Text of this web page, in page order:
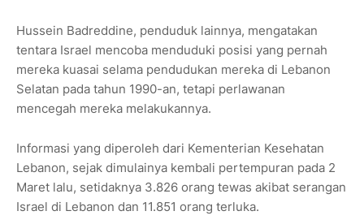
Hussein Badreddine, penduduk lainnya, mengatakan
tentara Israel mencoba menduduki posisi yang pernah
mereka kuasai selama pendudukan mereka di Lebanon
Selatan pada tahun 1990-an, tetapi perlawanan
mencegah mereka melakukannya.
Informasi yang diperoleh dari Kementerian Kesehatan
Lebanon, sejak dimulainya kembali pertempuran pada 2
Maret lalu, setidaknya 3.826 orang tewas akibat serangan
Israel di Lebanon dan 11.851 orang terluka.